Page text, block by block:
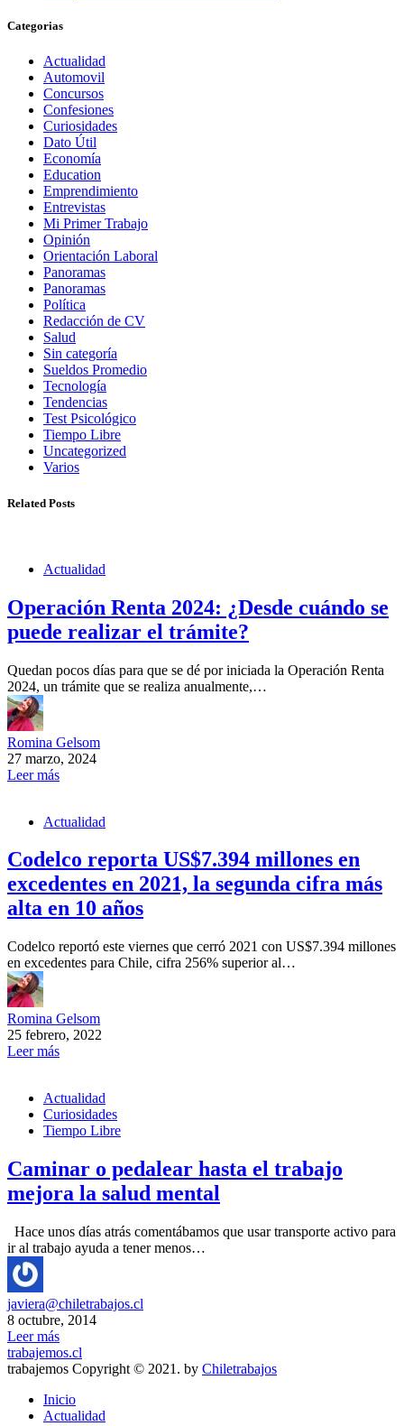
Categorias
Actualidad
Automovil
Concursos
Confesiones
Curiosidades
Dato Útil
Economía
Education
Emprendimiento
Entrevistas
Mi Primer Trabajo
Opinión
Orientación Laboral
Panoramas
Panoramas
Política
Redacción de CV
Salud
Sin categoría
Sueldos Promedio
Tecnología
Tendencias
Test Psicológico
Tiempo Libre
Uncategorized
Varios
Related Posts
Actualidad
Operación Renta 2024: ¿Desde cuándo se
puede realizar el trámite?
Quedan pocos días para que se dé por iniciada la Operación Renta
2024, un trámite que se realiza anualmente,…
Romina Gelsom
27 marzo, 2024
Leer más
Actualidad
Codelco reporta US$7.394 millones en
excedentes en 2021, la segunda cifra más
alta en 10 años
Codelco reportó este viernes que cerró 2021 con US$7.394 millones
en excedentes para Chile, cifra 256% superior al…
Romina Gelsom
25 febrero, 2022
Leer más
Actualidad
Curiosidades
Tiempo Libre
Caminar o pedalear hasta el trabajo
mejora la salud mental
Hace unos días atrás comentábamos que usar transporte activo para
ir al trabajo ayuda a tener menos…
javiera@chiletrabajos.cl
8 octubre, 2014
Leer más
trabajemos.cl
trabajemos Copyright © 2021. by Chiletrabajos
Inicio
Actualidad